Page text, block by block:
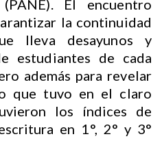
El encuentro
la continuidad
lleva desayunos y
estudiantes de cada
además para revelar
que tuvo en el claro
los índices de
en 1°, 2° y 3°